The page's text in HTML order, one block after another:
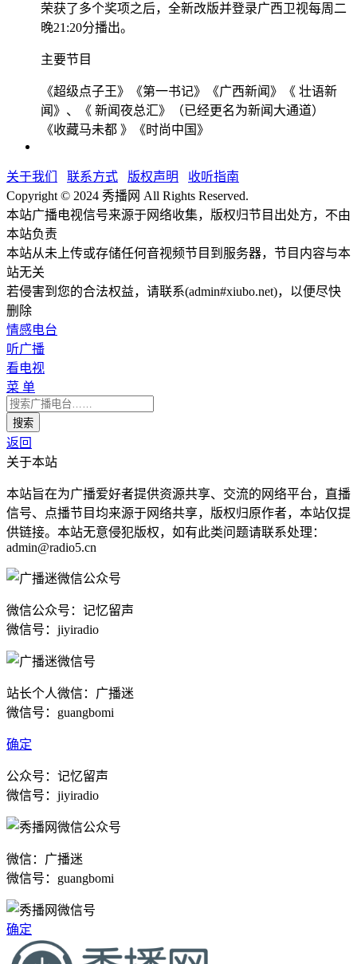
荣获了多个奖项之后，全新改版并登录广西卫视每周二
晚21:20分播出。
主要节目
《超级点子王》《第一书记》《广西新闻》《 壮语新
闻》、《 新闻夜总汇》（已经更名为新闻大通道）
《收藏马未都 》《时尚中国》
关于我们 联系方式 版权声明
收听指南
Copyright © 2024 秀播网 All Rights Reserved.
本站广播电视信号来源于网络收集，版权归节目出处方，不由
本站负责
本站从未上传或存储任何音视频节目到服务器，节目内容与本
站无关
若侵害到您的合法权益，请联系(admin#xiubo.net)，以便尽快
删除
情感电台
听广播
看电视
菜 单
返回
关于本站
本站旨在为广播爱好者提供资源共享、交流的网络平台，直播
信号、点播节目均来源于网络共享，版权归原作者，本站仅提
供链接。本站无意侵犯版权，如有此类问题请联系处理：
admin@radio5.cn
微信公众号：记忆留声
微信号：jiyiradio
站长个人微信：广播迷
微信号：guangbomi
确定
公众号：记忆留声
微信号：jiyiradio
微信：广播迷
微信号：guangbomi
确定